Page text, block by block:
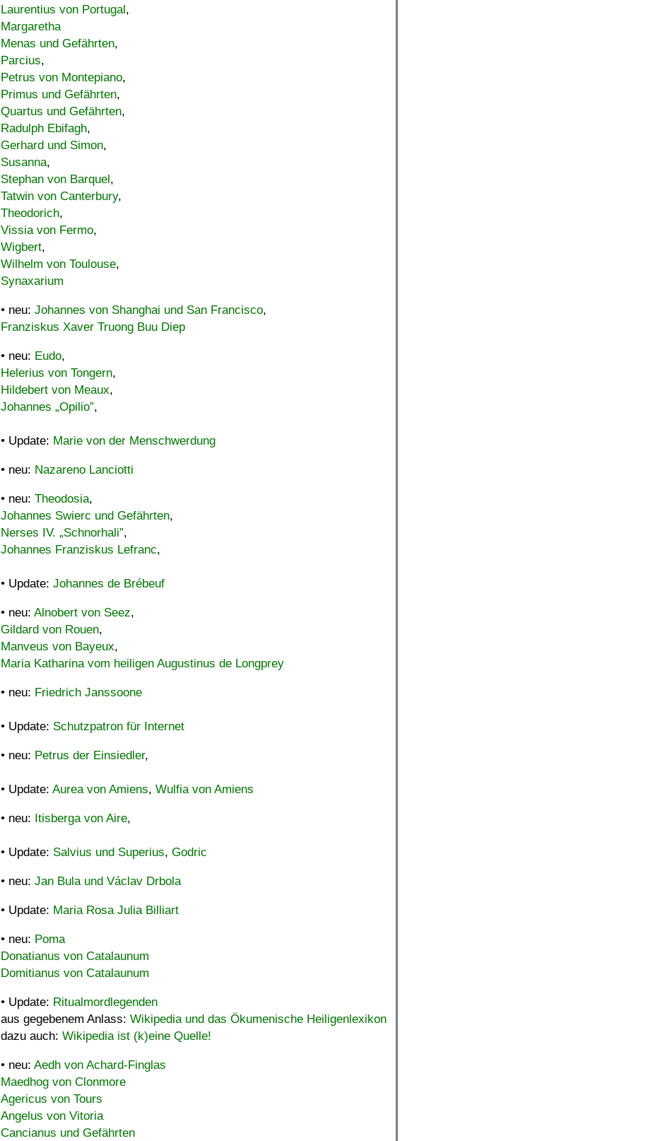
Laurentius von Portugal,
Margaretha
Menas und Gefährten,
Parcius,
Petrus von Montepiano,
Primus und Gefährten,
Quartus und Gefährten,
Radulph Ebifagh,
Gerhard und Simon,
Susanna,
Stephan von Barquel,
Tatwin von Canterbury,
Theodorich,
Vissia von Fermo,
Wigbert,
Wilhelm von Toulouse,
Synaxarium
• neu: Johannes von Shanghai und San Francisco,
Franziskus Xaver Truong Buu Diep
• neu: Eudo,
Helerius von Tongern,
Hildebert von Meaux,
Johannes „Opilio”,
• Update: Marie von der Menschwerdung
• neu: Nazareno Lanciotti
• neu: Theodosia,
Johannes Swierc und Gefährten,
Nerses IV. „Schnorhali”,
Johannes Franziskus Lefranc,
• Update: Johannes de Brébeuf
• neu: Alnobert von Seez,
Gildard von Rouen,
Manveus von Bayeux,
Maria Katharina vom heiligen Augustinus de Longprey
• neu: Friedrich Janssoone
• Update: Schutzpatron für Internet
• neu: Petrus der Einsiedler,
• Update: Aurea von Amiens, Wulfia von Amiens
• neu: Itisberga von Aire,
• Update: Salvius und Superius, Godric
• neu: Jan Bula und Václav Drbola
• Update: Maria Rosa Julia Billiart
• neu: Poma
Donatianus von Catalaunum
Domitianus von Catalaunum
• Update: Ritualmordlegenden
aus gegebenem Anlass: Wikipedia und das Ökumenische Heiligenlexikon
dazu auch: Wikipedia ist (k)eine Quelle!
• neu: Aedh von Achard-Finglas
Maedhog von Clonmore
Agericus von Tours
Angelus von Vitoria
Cancianus und Gefährten